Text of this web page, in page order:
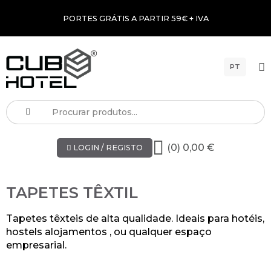
PORTES GRÁTIS A PARTIR 59€ + IVA
PT
LOGIN / REGISTO (0) 0,00 €
TAPETES TÊXTIL
Tapetes têxteis de alta qualidade. Ideais para hotéis,
hostels alojamentos , ou qualquer espaço
empresarial.